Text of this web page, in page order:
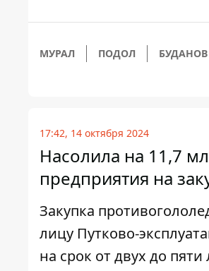
МУРАЛ ПОДОЛ БУДАНОВ
17:42, 14 октября 2024
Насолила на 11,7
предприятия на
Закупка
лицу Путково-
на срок от двух до пяти